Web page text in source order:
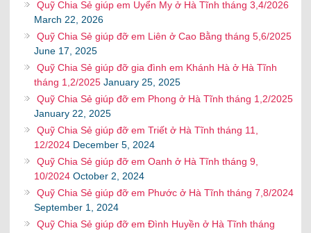
Quỹ Chia Sẻ giúp em Uyển My ở Hà Tĩnh tháng 3,4/2026
March 22, 2026
Quỹ Chia Sẻ giúp đỡ em Liên ở Cao Bằng tháng 5,6/2025
June 17, 2025
Quỹ Chia Sẻ giúp đỡ gia đình em Khánh Hà ở Hà Tĩnh
tháng 1,2/2025 January 25, 2025
Quỹ Chia Sẻ giúp đỡ em Phong ở Hà Tĩnh tháng 1,2/2025
January 22, 2025
Quỹ Chia Sẻ giúp đỡ em Triết ở Hà Tĩnh tháng 11,
12/2024 December 5, 2024
Quỹ Chia Sẻ giúp đỡ em Oanh ở Hà Tĩnh tháng 9,
10/2024 October 2, 2024
Quỹ Chia Sẻ giúp đỡ em Phước ở Hà Tĩnh tháng 7,8/2024
September 1, 2024
Quỹ Chia Sẻ giúp đỡ em Đình Huyền ở Hà Tĩnh tháng